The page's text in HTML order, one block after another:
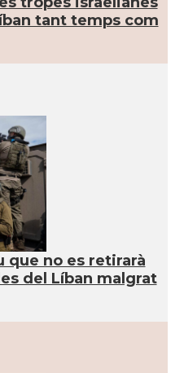
tant temps com
que no es retirarà
del Líban malgrat